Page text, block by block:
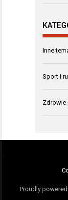
Inne
Sport i
Zdrowie
Proudly